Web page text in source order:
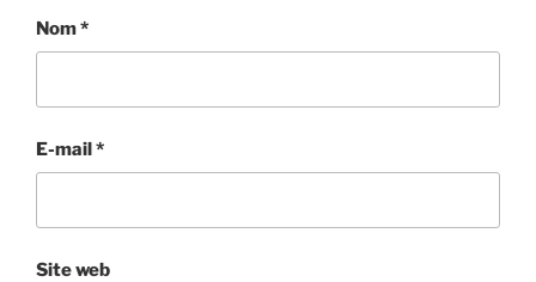
Nom*
E-mail*
Site web